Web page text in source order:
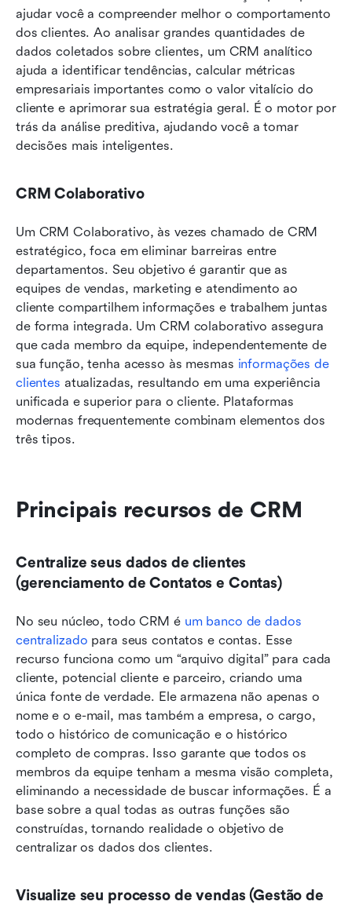
ajudar você a compreender melhor o comportamento
dos clientes. Ao analisar grandes quantidades de
dados coletados sobre clientes, um CRM analítico
ajuda a identificar tendências, calcular métricas
empresariais importantes como o valor vitalício do
cliente e aprimorar sua estratégia geral. É o motor por
trás da análise preditiva, ajudando você a tomar
decisões mais inteligentes.
CRM Colaborativo
Um CRM Colaborativo, às vezes chamado de CRM
estratégico, foca em eliminar barreiras entre
departamentos. Seu objetivo é garantir que as
equipes de vendas, marketing e atendimento ao
cliente compartilhem informações e trabalhem juntas
de forma integrada. Um CRM colaborativo assegura
que cada membro da equipe, independentemente de
sua função, tenha acesso às mesmas informações de
clientes atualizadas, resultando em uma experiência
unificada e superior para o cliente. Plataformas
modernas frequentemente combinam elementos dos
três tipos.
Principais recursos de CRM
Centralize seus dados de clientes
(gerenciamento de Contatos e Contas)
No seu núcleo, todo CRM é um banco de dados
centralizado para seus contatos e contas. Esse
recurso funciona como um “arquivo digital” para cada
cliente, potencial cliente e parceiro, criando uma
única fonte de verdade. Ele armazena não apenas o
nome e o e-mail, mas também a empresa, o cargo,
todo o histórico de comunicação e o histórico
completo de compras. Isso garante que todos os
membros da equipe tenham a mesma visão completa,
eliminando a necessidade de buscar informações. É a
base sobre a qual todas as outras funções são
construídas, tornando realidade o objetivo de
centralizar os dados dos clientes.
Visualize seu processo de vendas (Gestão de